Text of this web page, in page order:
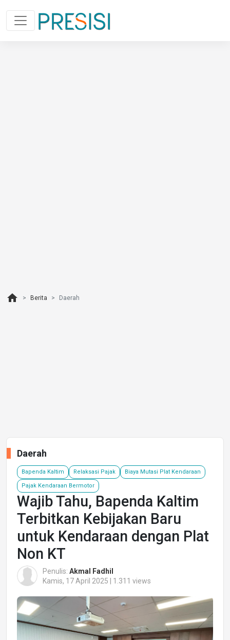
home Berita Daerah
Daerah
Bapenda Kaltim Relaksasi Pajak Biaya Mutasi Plat Kendaraan
Pajak Kendaraan Bermotor
Wajib Tahu, Bapenda Kaltim
Terbitkan Kebijakan Baru
untuk Kendaraan dengan Plat
Non KT
Penulis: Akmal Fadhil
Kamis, 17 April 2025 | 1.311 views